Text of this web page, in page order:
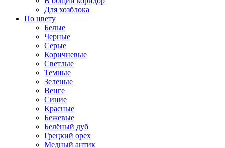
Для хозблока
По цвету
Белые
Черные
Серые
Коричневые
Светлые
Темные
Зеленые
Венге
Синие
Красные
Бежевые
Белёный дуб
Грецкий орех
Медный антик